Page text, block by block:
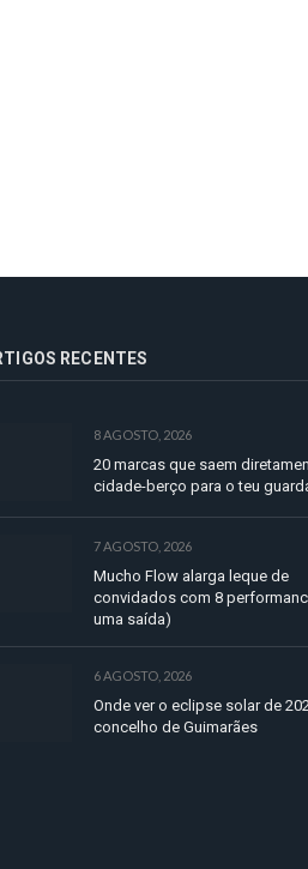
RECENTES
8 AGOSTO, 2026
20 marcas que saem
cidade-berço para o teu
7 AGOSTO, 2026
Mucho Flow alarga leque de
convidados com 8
uma saída)
6 AGOSTO, 2026
Onde ver o eclipse solar de
concelho de Guimarães